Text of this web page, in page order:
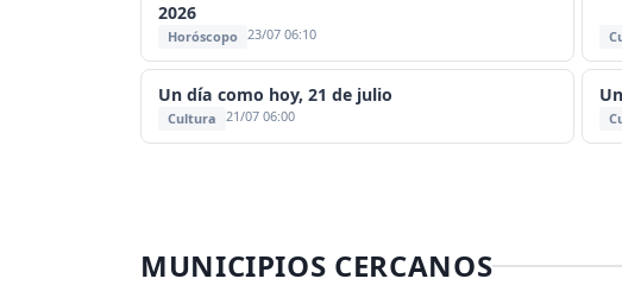
2026
Horóscopo 23/07 06:10
Un día como hoy, 21 de julio
Cultura 21/07 06:00
MUNICIPIOS CERCANOS